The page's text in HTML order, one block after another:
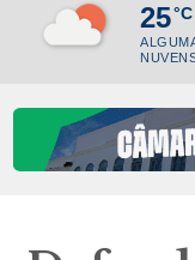
25°C